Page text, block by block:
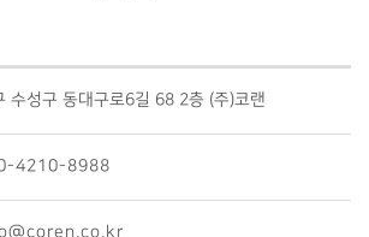
수성구 동대구로6길 68 2층 (주)코랜
4210-8988